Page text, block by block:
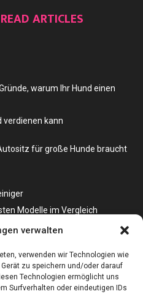
verwalten
verwenden wir Technologien wie
zu speichern und/oder darauf
Technologien ermöglicht uns
Surfverhalten oder eindeutigen IDs
ARTICLES
warum Ihr Hund einen
verdienen kann
für große Hunde braucht
Modelle im Vergleich
richtigen Anlage erheblich